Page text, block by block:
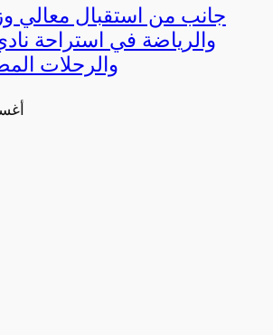
جانب من استقبال معالي
والرياضة في استراحة
والرحلات
1